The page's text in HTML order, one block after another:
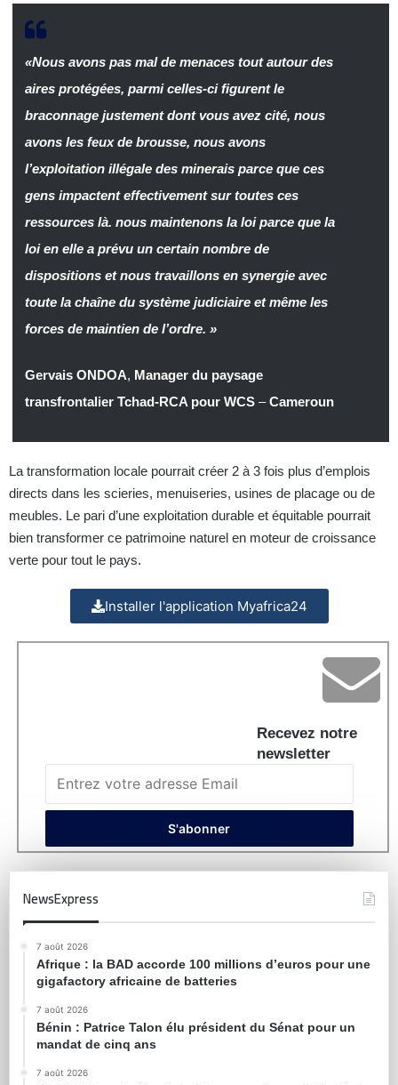
«Nous avons pas mal de menaces tout autour des
aires protégées, parmi celles-ci figurent le
braconnage justement dont vous avez cité, nous
avons les feux de brousse, nous avons
l’exploitation illégale des minerais parce que ces
gens impactent effectivement sur toutes ces
ressources là. nous maintenons la loi parce que la
loi en elle a prévu un certain nombre de
dispositions et nous travaillons en synergie avec
toute la chaîne du système judiciaire et même les
forces de maintien de l’ordre. »
Gervais ONDOA, Manager du paysage
transfrontalier Tchad-RCA pour WCS–Cameroun
La transformation locale pourrait créer 2 à 3 fois plus d’emplois
directs dans les scieries, menuiseries, usines de placage ou de
meubles. Le pari d’une exploitation durable et équitable pourrait
bien transformer ce patrimoine naturel en moteur de croissance
verte pour tout le pays.
Installer l'application Myafrica24
Recevez notre
newsletter
NewsExpress
7 août 2026
Afrique : la BAD accorde 100 millions d’euros pour une
gigafactory africaine de batteries
7 août 2026
Bénin : Patrice Talon élu président du Sénat pour un
mandat de cinq ans
7 août 2026